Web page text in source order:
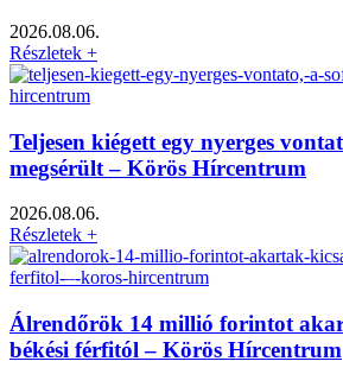
2026.08.06.
Részletek +
Teljesen kiégett egy nyerges
megsérült – Körös Hírcentrum
2026.08.06.
Részletek +
Álrendőrök 14 millió forintot
békési férfitól – Körös Hírcentrum